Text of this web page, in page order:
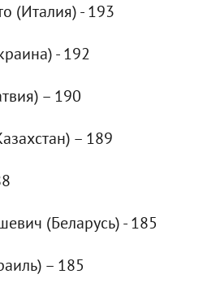
(Италия) - 193
- 192
– 190
– 189
(Беларусь) - 185
– 185